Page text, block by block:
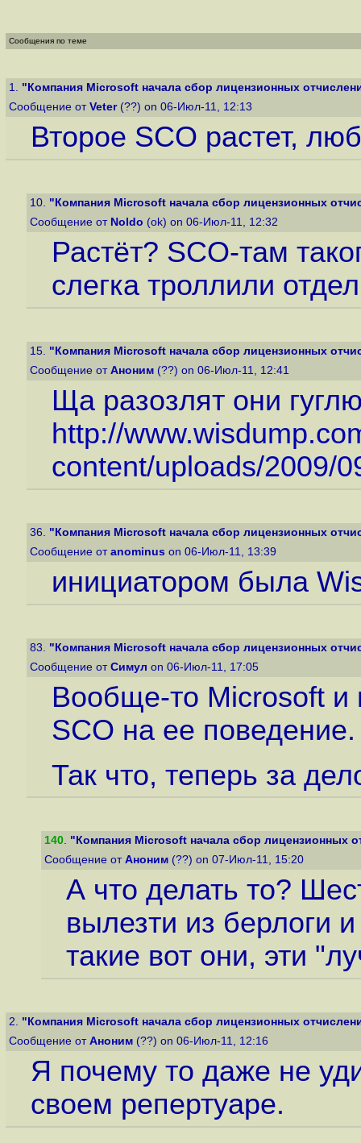
Сообщения по теме
1. "Компания Microsoft начала сбор лицензионных
Сообщение от Veter(??) on 06-Июл-11, 12:13
Второе SCO растет,
10. "Компания Microsoft начала сбор лицензионных
Сообщение от Noldo (ok) on 06-Июл-11, 12:32
Растёт? SCO-там
слегка троллили
15. "Компания Microsoft начала сбор лицензионных
Сообщение от Аноним (??) on 06-Июл-11, 12:41
Ща разозлят они
http://
content/uploads/2009/
36. "Компания Microsoft начала сбор лицензионных
Сообщение от anominus on 06-Июл-11, 13:39
инициатором была
83. "Компания Microsoft начала сбор лицензионных
Сообщение от Симул on 06-Июл-11, 17:05
Вообще-то Microsoft и
SCO на ее поведение.
Так что, теперь за
140. "Компания Microsoft начала сбор лицензионных
Сообщение от Аноним (??) on 07-Июл-11, 15:20
А что делать то?
вылезти из берлоги
такие вот они, эти
2. "Компания Microsoft начала сбор лицензионных
Сообщение от Аноним (??) on 06-Июл-11, 12:16
Я почему то даже не
своем репертуаре.